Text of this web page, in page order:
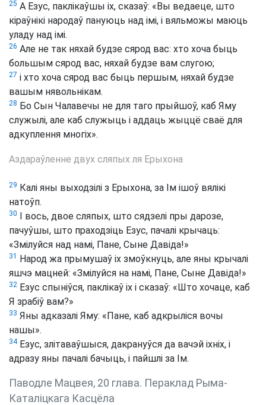
25 А Езус, паклікаўшы іх, сказаў: «Вы ведаеце, што
кіраўнікі народаў пануюць над імі, і вяльможы маюць
уладу над імі.
26 Але не так няхай будзе сярод вас: хто хоча быць
большым сярод вас, няхай будзе вам слугою;
27 і хто хоча сярод вас быць першым, няхай будзе
вашым нявольнікам.
28 Бо Сын Чалавечы не для таго прыйшоў, каб Яму
служылі, але каб служыць і аддаць жыццё сваё для
адкуплення многіх».
Аздараўленне двух сляпых ля Ерыхона
29 Калі яны выходзілі з Ерыхона, за Ім ішоў вялікі
натоўп.
30 І вось, двое сляпых, што сядзелі пры дарозе,
пачуўшы, што праходзіць Езус, пачалі крычаць:
«Змілуйся над намі, Пане, Сыне Давіда!»
31 Народ жа прымушаў іх змоўкнуць, але яны крычалі
яшчэ мацней: «Змілуйся на намі, Пане, Сыне Давіда!»
32 Езус спыніўся, паклікаў іх і сказаў: «Што хочаце, каб
Я зрабіў вам?»
33 Яны адказалі Яму: «Пане, каб адкрыліся вочы
нашы».
34Езус, злітаваўшыся, дакрануўся да вачэй іхніх, і
адразу яны пачалі бачыць, і пайшлі за Ім.
Паводле Мацвея, 20 глава. Пераклад Рыма-
Каталіцкага Касцёла